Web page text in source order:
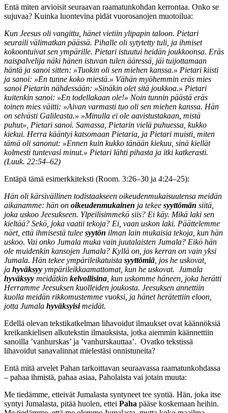
Entä miten arvioisit seuraavan raamatunkohdan kerrontaa. Onko se
sujuvaa? Kuinka luontevina pidät vuorosanojen muotoilua:
Kun Jeesus oli vangittu, hänet vietiin ylipapin taloon. Pietari
seuraili välimatkan päässä. Pihalle oli sytytetty tuli, ja ihmiset
kokoontuivat sen ympärille. Pietari istuutui heidän joukkoonsa. Eräs
naispalvelija näki hänen istuvan tulen ääressä, jäi tuijottamaan
häntä ja sanoi sitten: »Tuokin oli sen miehen kanssa.» Pietari kiisti
ja sanoi: »En tunne koko miestä.» Vähän myöhemmin eräs mies
sanoi Pietarin nähdessään: »Sinäkin olet sitä joukkoa.» Pietari
kuitenkin sanoi: »En todellakaan ole!» Noin tunnin päästä eräs
toinen mies väitti: »Aivan varmasti tuo oli sen miehen kanssa. Hän
on selvästi Galileasta.» »Minulla ei ole aavistustakaan, mistä
puhut», Pietari sanoi. Samassa, Pietarin vielä puhuessa, kukko
kiekui. Herra kääntyi katsomaan Pietaria, ja Pietari muisti, miten
tämä oli sanonut: »Ennen kuin kukko tänään kiekuu, sinä kiellät
kolmesti tuntevasi minut.» Pietari lähti pihasta ja itki katkerasti.
(Luuk. 22:54–62)
Entäpä tämä esimerkkiteksti (Room. 3:26–30 ja 4:24–25):
Hän oli kärsivällinen todistaakseen oikeudenmukaisuutensa meidän
aikanamme: hän on oikeudenmukainen ja tekee syyttömän siitä,
joka uskoo Jeesukseen. Ylpeilisimmekö siis? Ei käy. Mikä laki sen
kieltää? Sekö, joka vaatii tekoja? Ei, vaan uskon laki. Päättelemme
näet, että ihmisestä tulee syytön ilman lain mukaisia tekoja, kun hän
uskoo. Vai onko Jumala muka vain juutalaisten Jumala? Eikö hän
ole muidenkin kansojen Jumala? Kyllä on, jos kerran on vain yksi
Jumala. Hän tekee ympärileikatuista syyttömiä, jos he uskovat,
ja hyväksyy ympärileikkaamattomat, kun he uskovat. Jumala
hyväksyy meidätkin kelvollisina, kun uskomme häneen, joka herätti
Herramme Jeesuksen kuolleiden joukosta. Jeesuksen annettiin
kuolla meidän rikkomustemme vuoksi, ja hänet herätettiin eloon,
jotta Jumala hyväksyisimeidät.
Edellä olevan tekstikatkelman lihavoidut ilmaukset ovat käännöksiä
kreikankielisen alkutekstin ilmauksista, jotka aiemmin käännettiin
sanoilla ’vanhurskas’ ja ’vanhurskauttaa’. Ovatko tekstissä
lihavoidut sanavalinnat mielestäsi onnistuneita?
Entä mitä arvelet Pahan tarkoittavan seuraavassa raamatunkohdassa
– pahaa ihmistä, pahaa asiaa, Paholaista vai jotain muuta:
Me tiedämme, etteivät Jumalasta syntyneet tee syntiä. Hän, joka itse
syntyi Jumalasta, pitää huolen, ettei Paha pääse koskemaan heihin.